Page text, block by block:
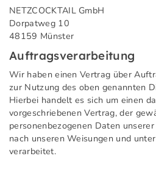
NETZCOCKTAIL GmbH
Dorpatweg 10
48159 Münster
Auftragsverarbeitung
Wir haben einen Vertrag über
zur Nutzung des oben genannten
Hierbei handelt es sich um einen
vorgeschriebenen Vertrag, der
personenbezogenen Daten
nach unseren Weisungen und
verarbeitet.